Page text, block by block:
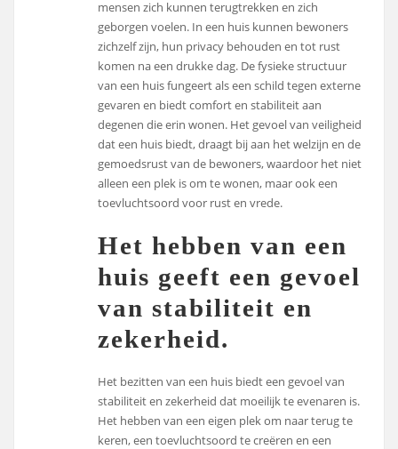
mensen zich kunnen terugtrekken en zich
geborgen voelen. In een huis kunnen bewoners
zichzelf zijn, hun privacy behouden en tot rust
komen na een drukke dag. De fysieke structuur
van een huis fungeert als een schild tegen externe
gevaren en biedt comfort en stabiliteit aan
degenen die erin wonen. Het gevoel van veiligheid
dat een huis biedt, draagt bij aan het welzijn en de
gemoedsrust van de bewoners, waardoor het niet
alleen een plek is om te wonen, maar ook een
toevluchtsoord voor rust en vrede.
Het hebben van een
huis geeft een gevoel
van stabiliteit en
zekerheid.
Het bezitten van een huis biedt een gevoel van
stabiliteit en zekerheid dat moeilijk te evenaren is.
Het hebben van een eigen plek om naar terug te
keren, een toevluchtsoord te creëren en een